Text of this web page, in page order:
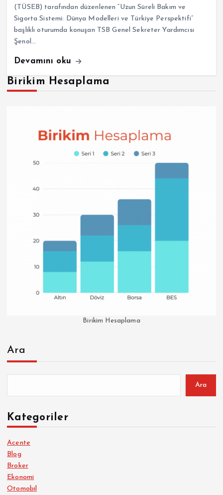
(TÜSEB) tarafından düzenlenen “Uzun Süreli Bakım ve
Sigorta Sistemi: Dünya Modelleri ve Türkiye Perspektifi”
başlıklı oturumda konuşan TSB Genel Sekreter Yardımcısı
Şenol…
Devamını oku
Birikim Hesaplama
Birikim Hesaplama
Ara
Ara
Kategoriler
Acente
Blog
Broker
Ekonomi
Otomobil